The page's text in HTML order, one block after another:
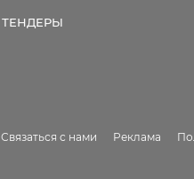
ТЕНДЕРЫ
Связаться с нами Реклама